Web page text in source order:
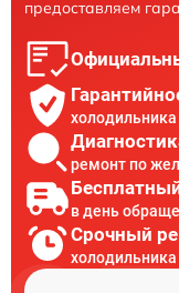
предоставляем
холодильника
ремонт по
в день
Срочный
холодильника